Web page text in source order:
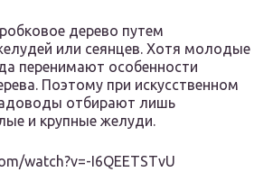
дерево путем
или сеянцев. Хотя молодые
перенимают особенности
Поэтому при искусственном
отбирают лишь
и крупные желуди.
watch?v=-I6QEETSTvU